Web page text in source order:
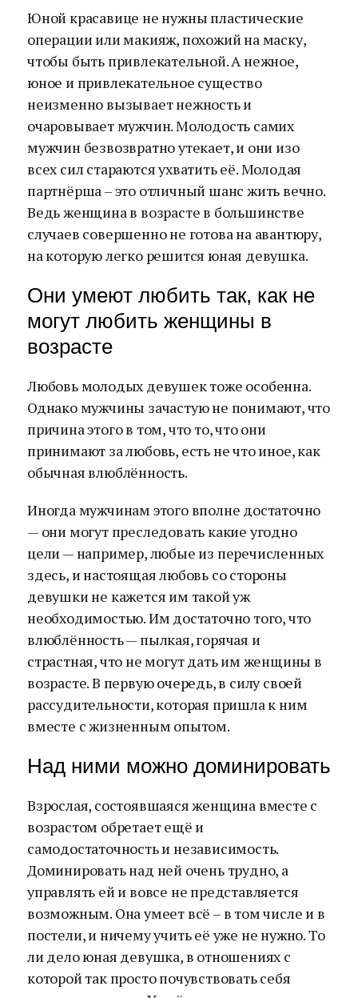
Юной красавице не нужны пластические
операции или макияж, похожий на маску,
чтобы быть привлекательной. А нежное,
юное и привлекательное существо
неизменно вызывает нежность и
очаровывает мужчин. Молодость самих
мужчин безвозвратно утекает, и они изо
всех сил стараются ухватить её. Молодая
партнёрша – это отличный шанс жить вечно.
Ведь женщина в возрасте в большинстве
случаев совершенно не готова на авантюру,
на которую легко решится юная девушка.
Они умеют любить так, как не
могут любить женщины в
возрасте
Любовь молодых девушек тоже особенна.
Однако мужчины зачастую не понимают, что
причина этого в том, что то, что они
принимают за любовь, есть не что иное, как
обычная влюблённость.
Иногда мужчинам этого вполне достаточно
— они могут преследовать какие угодно
цели — например, любые из перечисленных
здесь, и настоящая любовь со стороны
девушки не кажется им такой уж
необходимостью. Им достаточно того, что
влюблённость — пылкая, горячая и
страстная, что не могут дать им женщины в
возрасте. В первую очередь, в силу своей
рассудительности, которая пришла к ним
вместе с жизненным опытом.
Над ними можно доминировать
Взрослая, состоявшаяся женщина вместе с
возрастом обретает ещё и
самодостаточность и независимость.
Доминировать над ней очень трудно, а
управлять ей и вовсе не представляется
возможным. Она умеет всё – в том числе и в
постели, и ничему учить её уже не нужно. То
ли дело юная девушка, в отношениях с
которой так просто почувствовать себя